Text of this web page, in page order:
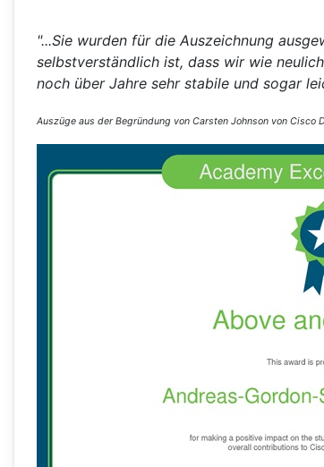
"...Sie wurden für die Auszeichnung
selbstverständlich ist, dass wir wie
noch über Jahre sehr stabile und sogar
Auszüge aus der Begründung von Carsten Johnson von Cisco